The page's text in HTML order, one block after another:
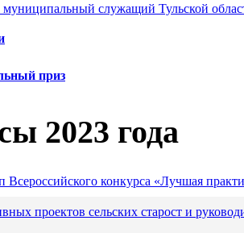
служащий Тульской
приз
2023 года
Всероссийского конкурса «Лучшая
проектов сельских старост и